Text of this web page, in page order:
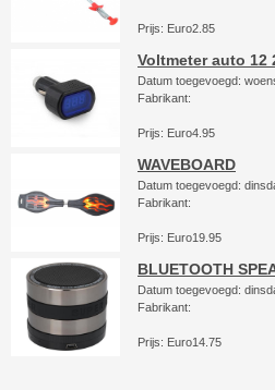
Prijs: Euro2.85
Voltmeter auto 12
Datum toegevoegd:
Fabrikant:
Prijs: Euro4.95
WAVEBOARD
Datum toegevoegd:
Fabrikant:
Prijs: Euro19.95
BLUETOOTH
Datum toegevoegd:
Fabrikant:
Prijs: Euro14.75